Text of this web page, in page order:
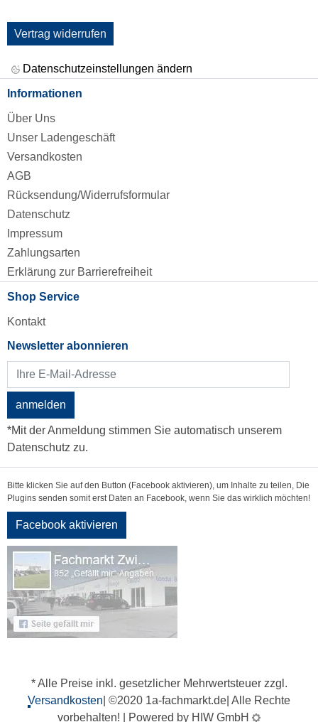
Vertrag widerrufen
Datenschutzeinstellungen ändern
Informationen
Über Uns
Unser Ladengeschäft
Versandkosten
AGB
Rücksendung/Widerrufsformular
Datenschutz
Impressum
Zahlungsarten
Erklärung zur Barrierefreiheit
Shop Service
Kontakt
Newsletter abonnieren
anmelden
*Mit der Anmeldung stimmen Sie automatisch unserem
Datenschutz zu.
Bitte klicken Sie auf den Button (Facebook aktivieren), um Inhalte zu teilen, Die
Plugins senden somit erst Daten an Facebook, wenn Sie das wirklich möchten!
Facebook aktivieren
* Alle Preise inkl. gesetzlicher Mehrwertsteuer zzgl.
Versandkosten | ©2020 1a-fachmarkt.de| Alle Rechte
vorbehalten! | Powered by HIW GmbH